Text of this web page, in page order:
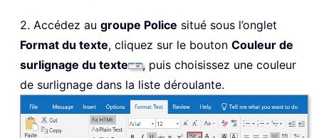
2. Accédez au groupe Police situé sous l’onglet
Format du texte, cliquez sur le bouton Couleur de
surlignage du texte
, puis choisissez une couleur
de surlignage dans la liste déroulante.